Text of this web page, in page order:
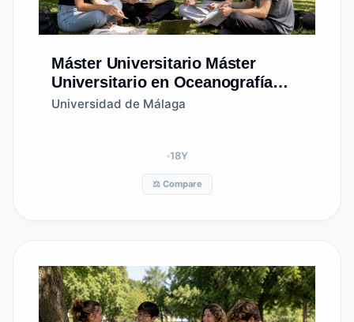
Máster Universitario Máster
Universitario en Oceanografía
(Universidad de Las Palmas de
Universidad de Málaga
18Y
⚖️ Compare